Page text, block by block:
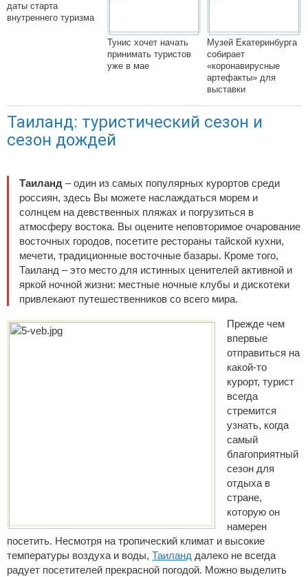
даты старта
внутреннего туризма
Тунис хочет начать
принимать туристов
уже в мае
Музей Екатеринбурга
собирает
«коронавирусные
артефакты» для
выставки
Таиланд: туристический сезон и
сезон дождей
Таиланд – один из самых популярных курортов среди
россиян, здесь Вы можете наслаждаться морем и
солнцем на девственных пляжах и погрузиться в
атмосферу востока. Вы оцените неповторимое очарование
восточных городов, посетите рестораны тайской кухни,
мечети, традиционные восточные базары. Кроме того,
Таиланд – это место для истинных ценителей активной и
яркой ночной жизни: местные ночные клубы и дискотеки
привлекают путешественников со всего мира.
Прежде чем
впервые
отправиться на
какой-то
курорт, турист
всегда
стремится
узнать, когда
самый
благоприятный
сезон для
отдыха в
стране,
которую он
намерен
посетить. Несмотря на тропический климат и высокие
температуры воздуха и воды, Таиланд далеко не всегда
радует посетителей прекрасной погодой. Можно выделить